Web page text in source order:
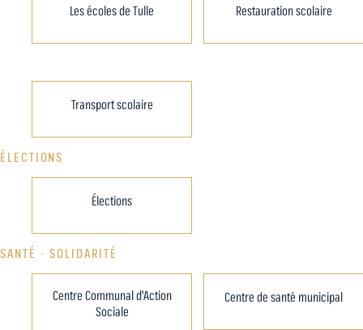
Les écoles de Tulle Restauration scolaire
Transport scolaire
ÉLECTIONS
Élections
SANTÉ - SOLIDARITÉ
Centre Communal d'Action
Sociale
Centre de santé municipal